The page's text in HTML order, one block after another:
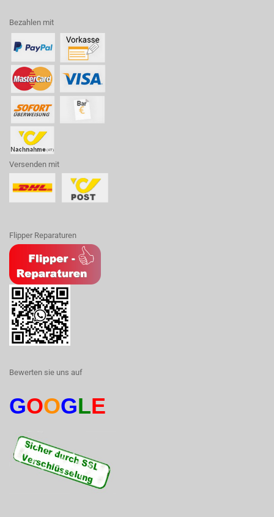
Bezahlen mit
Versenden mit
Flipper Reparaturen
Bewerten sie uns auf
GOOGLE